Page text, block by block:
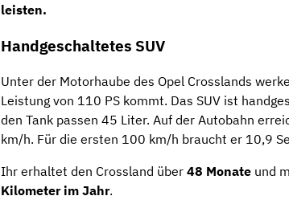
leisten.
Handgeschaltetes SUV
Unter der Motorhaube des Opel Crosslands
Leistung von 110 PS kommt. Das SUV ist
den Tank passen 45 Liter. Auf der Autobahn
km/h. Für die ersten 100 km/h braucht er 10,9
Ihr erhaltet den Crossland über 48 Monate und
Kilometer im Jahr.